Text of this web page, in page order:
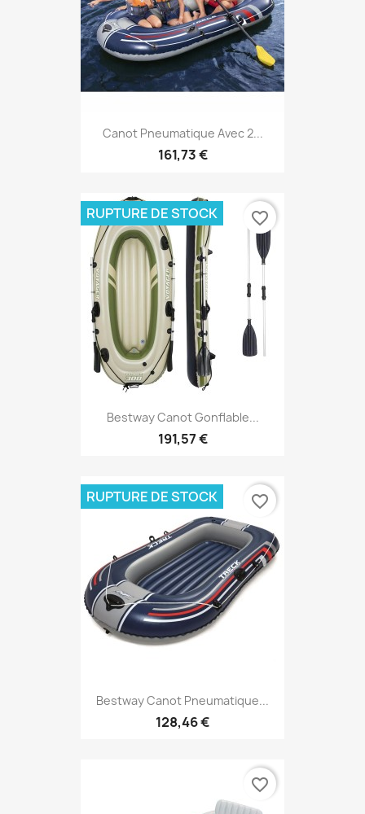
Canot Pneumatique Avec 2...
161,73 €
Bestway Canot Gonflable...
191,57 €
RUPTURE DE STOCK favorite_border
Bestway Canot Pneumatique...
128,46 €
RUPTURE DE STOCK favorite_border
favorite_border